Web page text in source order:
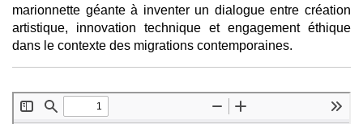
marionnette géante à inventer un dialogue entre création
artistique, innovation technique et engagement éthique
dans le contexte des migrations contemporaines.